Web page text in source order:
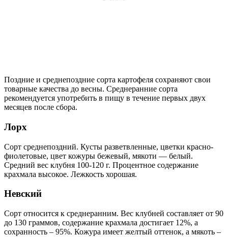
Поздние и среднепоздние сорта картофеля сохраняют свои
товарные качества до весны. Среднеранние сорта
рекомендуется употребить в пищу в течение первых двух
месяцев после сбора.
Лорх
Сорт среднепоздний. Кусты разветвленные, цветки красно-
фиолетовые, цвет кожуры бежевый, мякоти — белый.
Средний вес клубня 100-120 г. Процентное содержание
крахмала высокое. Лежкость хорошая.
Невский
Сорт относится к среднеранним. Вес клубней составляет от 90
до 130 граммов, содержание крахмала достигает 12%, а
сохранность – 95%. Кожура имеет желтый оттенок, а мякоть –